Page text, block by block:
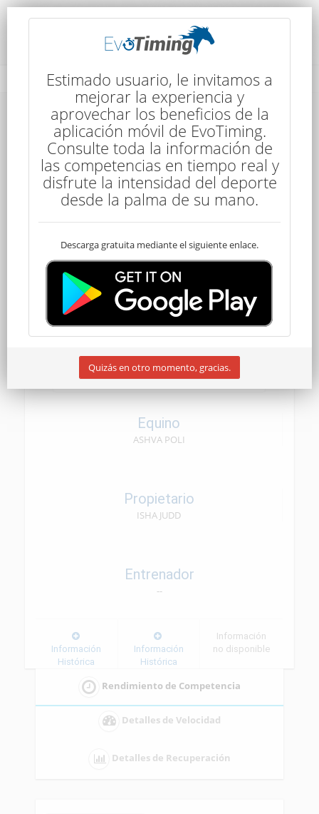
Rendimiento del Competidor
30
Florencia CHOCA
Clasificado
100 kms
SENIOR
26/04/2025
Equino
ASHVA POLI
Propietario
ISHA JUDD
Entrenador
--
Información
Histórica
Información
Histórica
Información
no disponible
Rendimiento de Competencia
Detalles de Velocidad
Detalles de Recuperación
Estimado usuario, le invitamos a
mejorar la experiencia y
aprovechar los beneficios de la
aplicación móvil de EvoTiming.
Consulte toda la información de
las competencias en tiempo real y
disfrute la intensidad del deporte
desde la palma de su mano.
Descarga gratuita mediante el siguiente enlace.
Quizás en otro momento, gracias.